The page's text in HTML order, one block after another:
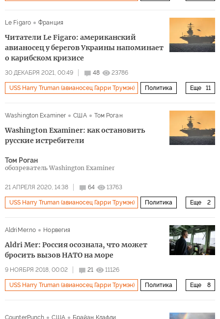
Le Figaro Франция
Читатели Le Figaro: американский
авианосец у берегов Украины напоминает
о карибском кризисе
30 ДЕКАБРЯ 2021, 00:49 48 23786
Еще 11
USS Harry Truman (авианосец Гарри Трумэн) Политика
Карибский кризис демократия
Washington Examiner США Том Роган
Washington Examiner: как остановить
русские истребители
Том Роган
обозреватель Washington Examiner
21 АПРЕЛЯ 2020, 14:38 64 13763
Еще 2
USS Harry Truman (авианосец Гарри Трумэн) Политика
AldriMer.no
Норвегия
Aldri Mer: Россия осознала, что может
бросить вызов НАТО на море
9 НОЯБРЯ 2018, 00:02 21 11126
Еще 8
USS Harry Truman (авианосец Гарри Трумэн) Политика
CounterPunch США Брайан Клафли